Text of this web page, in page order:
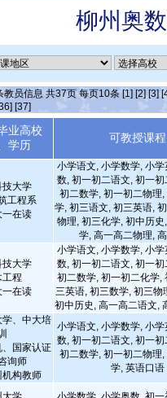
柳州奥
教员信息 共37页 每页10条 [1] [2] [3]
[37]
业高校
学历
可教授课程
技大学
工程系
一在读
小学语文, 小学数学, 小
数, 初一初二语文, 初一
初二数学, 初一初二物理
学, 初三语文, 初三英语,
物理, 初三化学, 初中历
学, 高一高二物理,
技大学
工程
一在读
小学语文, 小学数学, 小
数, 初一初二语文, 初一
初二数学, 初一初二化学,
三英语, 初三数学, 初三物
初中历史, 高一高二语文,
、中大培
国家认证
询师
机构教师
小学语文, 小学数学, 小
数, 初一初二语文, 初一
初二数学, 初一初二物理
学, 英语口语